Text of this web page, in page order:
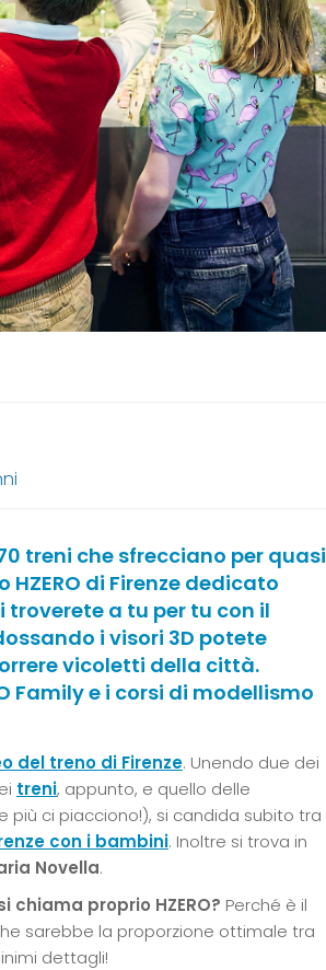
treni che sfrecciano per quasi
HZERO di Firenze dedicato
troverete a tu per tu con il
i visori 3D potete
vicoletti della città.
Family e i corsi di modellismo
del treno di Firenze. Unendo due dei
treni, appunto, e quello delle
più ci piacciono!), si candida subito tra
con i bambini. Inoltre si trova in
Novella.
chiama proprio HZERO? Perché è il
sarebbe la proporzione ottimale tra
dettagli!